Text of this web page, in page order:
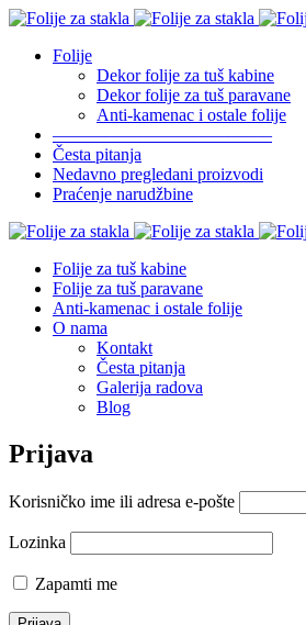
Folije
Dekor folije za tuš kabine
Dekor folije za tuš paravane
Anti-kamenac i ostale folije
————————————–
Česta pitanja
Nedavno pregledani proizvodi
Praćenje narudžbine
Folije za tuš kabine
Folije za tuš paravane
Anti-kamenac i ostale folije
O nama
Kontakt
Česta pitanja
Galerija radova
Blog
Prijava
Korisničko ime ili adresa e-pošte
Lozinka
Zapamti me